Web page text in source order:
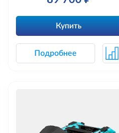
Купить
Подробнее